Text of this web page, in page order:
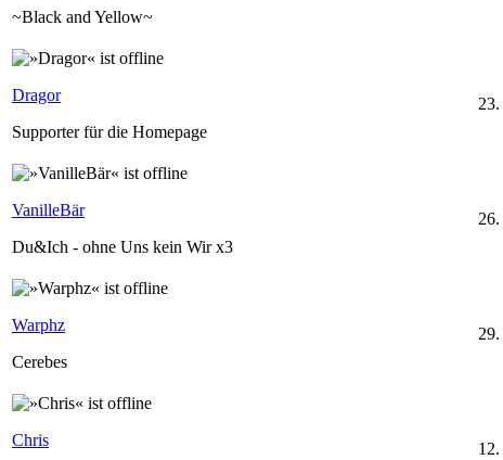
~Black and Yellow~
Dragor
Supporter für die Homepage
VanilleBär
Du&Ich - ohne Uns kein Wir x3
Warphz
Cerebes
Chris